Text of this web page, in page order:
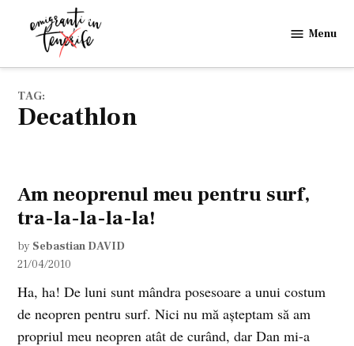
in
Menu
TAG:
Decathlon
Am neoprenul meu pentru surf,
tra-la-la-la-la!
by Sebastian DAVID
21/04/2010
Ha, ha! De luni sunt mândra posesoare a unui costum
de neopren pentru surf. Nici nu mă aşteptam să am
propriul meu neopren atât de curând, dar Dan mi-a